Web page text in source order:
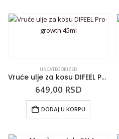
UNCATEGORIZED
Vruće ulje za kosu DIFEEL Pro-growth 45ml
649,00 RSD
DODAJ U KORPU